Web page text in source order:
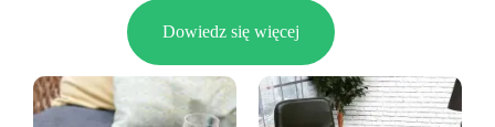
Dowiedz się więcej